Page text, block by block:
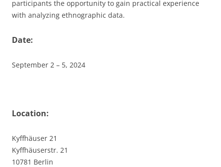
participants the opportunity to gain practical experience
with analyzing ethnographic data.
Date:
September 2 – 5, 2024
Location:
Kyffhäuser 21
Kyffhäuserstr. 21
10781 Berlin